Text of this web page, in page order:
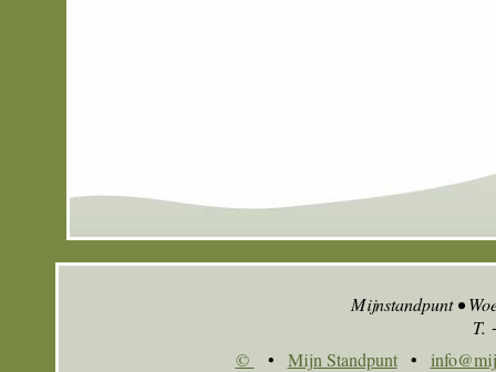
Mijnstandpunt •
T.
©
• Mijn Standpunt •